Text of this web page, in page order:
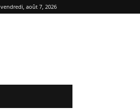
vendredi, août 7, 2026